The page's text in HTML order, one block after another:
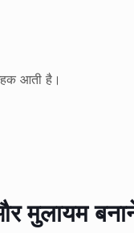
आती है।
मुलायम